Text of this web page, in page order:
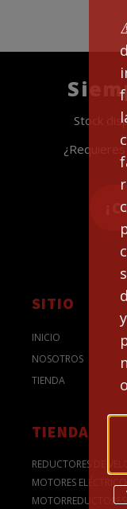
Stock
SITIO
INICIO
NOSOTROS
TIENDA
TIENDA
REDUCTORES DE
MOTORES